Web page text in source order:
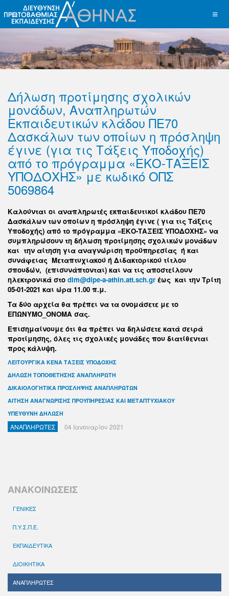
Δήλωση προτίμησης σχολικών
μονάδων, Αναπληρωτών
Εκπαιδευτικών κλάδου ΠΕ70
Δασκάλων των οποίων η πρόσληψη
έγινε (για τις Τάξεις Υποδοχής)
από το πρόγραμμα «ΕΚΟ-ΤΑΞΕΙΣ
ΥΠΟΔΟΧΗΣ» με κωδικό ΟΠΣ
5069864
Καλούνται οι αναπληρωτές εκπαιδευτικοί κλάδου ΠΕ70
Δασκάλων των οποίων η πρόσληψη έγινε ( για τις Τάξεις
Υποδοχής) από το πρόγραμμα «ΕΚΟ-ΤΑΞΕΙΣ ΥΠΟΔΟΧΗΣ» να
συμπληρώσουν τη δήλωση προτίμησης σχολικών μονάδων
και την αίτηση για αναγνώριση προϋπηρεσίας ή και
συνάφειας Μεταπτυχιακού ή Διδακτορικού τίτλου
σπουδών, (επισυνάπτονται) και να τις αποστείλουν
ηλεκτρονικά στο dim@dipe-a-athin.att.sch.gr έως και την Τρίτη
05-01-2021 και ώρα 11.00 π.μ.
Τα δύο αρχεία θα πρέπει να τα ονομάσετε με το
ΕΠΩΝΥΜΟ_ΟΝΟΜΑ σας.
Επισημαίνουμε ότι θα πρέπει να δηλώσετε κατά σειρά
προτίμησης, όλες τις σχολικές μονάδες που διατίθενται
προς κάλυψη.
ΛΕΙΤΟΥΡΓΙΚΑ ΚΕΝΑ ΤΑΞΕΙΣ ΥΠΟΔΟΧΗΣ
ΔΗΛΩΣΗ ΤΟΠΟΘΕΤΗΣΗΣ ΑΝΑΠΛΗΡΩΤΗ
ΔΙΚΑΙΟΛΟΓΗΤΙΚΑ ΠΡΟΣΛΗΨΗΣ ΑΝΑΠΛΗΡΩΤΩΝ
ΑΙΤΗΣΗ ΑΝΑΓΝΩΡΙΣΗΣ ΠΡΟΥΠΗΡΕΣΙΑΣ ΚΑΙ ΜΕΤΑΠΤΥΧΙΑΚΟΥ
ΥΠΕΥΘΥΝΗ ΔΗΛΩΣΗ
ΑΝΑΠΛΗΡΩΤΕΣ 04 Ιανουαρίου 2021
ΑΝΑΚΟΙΝΩΣΕΙΣ
ΓΕΝΙΚΕΣ
Π.Υ.Σ.Π.Ε.
ΕΚΠΑΙΔΕΥΤΙΚΑ
ΔΙΟΙΚΗΤΙΚΑ
ΑΝΑΠΛΗΡΩΤΕΣ